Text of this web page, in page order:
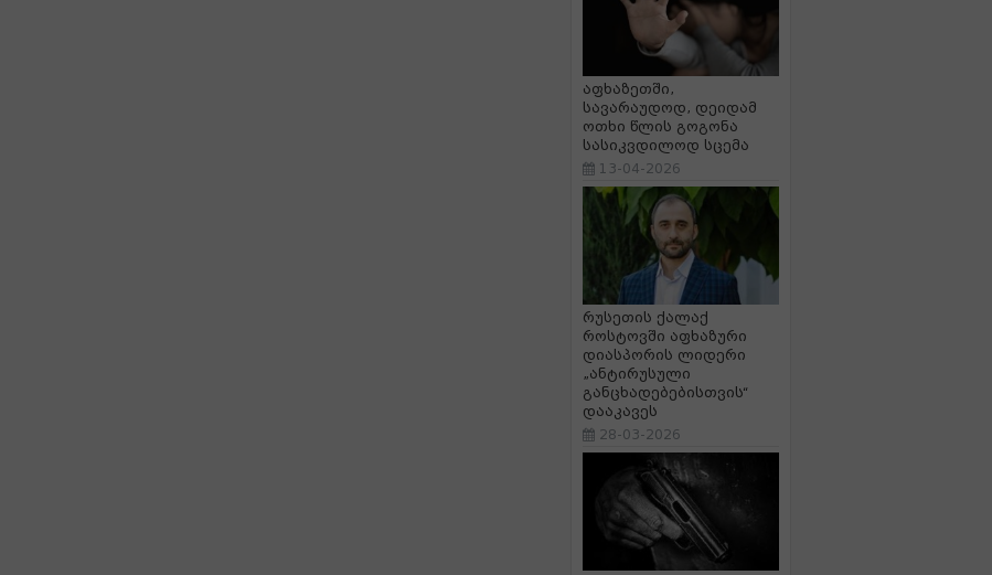
აფხაზეთში,
სავარაუდოდ, დეიდამ
ოთხი წლის გოგონა
სასიკვდილოდ სცემა
13-04-2026
რუსეთის ქალაქ
როსტოვში აფხაზური
დიასპორის ლიდერი
„ანტირუსული
განცხადებებისთვის“
დააკავეს
28-03-2026